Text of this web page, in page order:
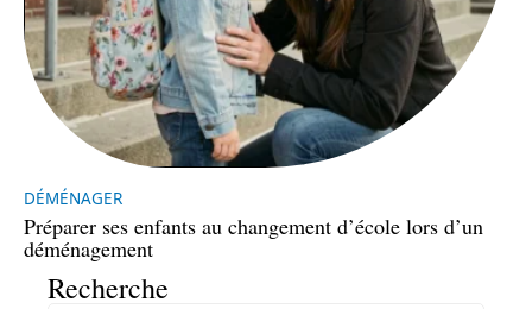
DÉMÉNAGER
Préparer ses enfants au changement d’école lors d’un
déménagement
Recherche